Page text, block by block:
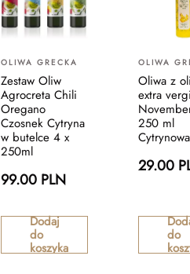
OLIWA GRECKA
Zestaw Oliw
Agrocreta Chili
Oregano
Czosnek Cytryna
w butelce 4 x
250ml
99.00 PLN
Dodaj
do
koszyka
OLIWA
Oliwa z
extra
250 ml
Cytrynowa
29.00
do